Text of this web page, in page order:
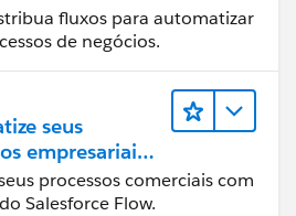
fluxos para automatizar
de negócios.
seus
empresariais
Flow
processos comerciais com
Salesforce Flow.